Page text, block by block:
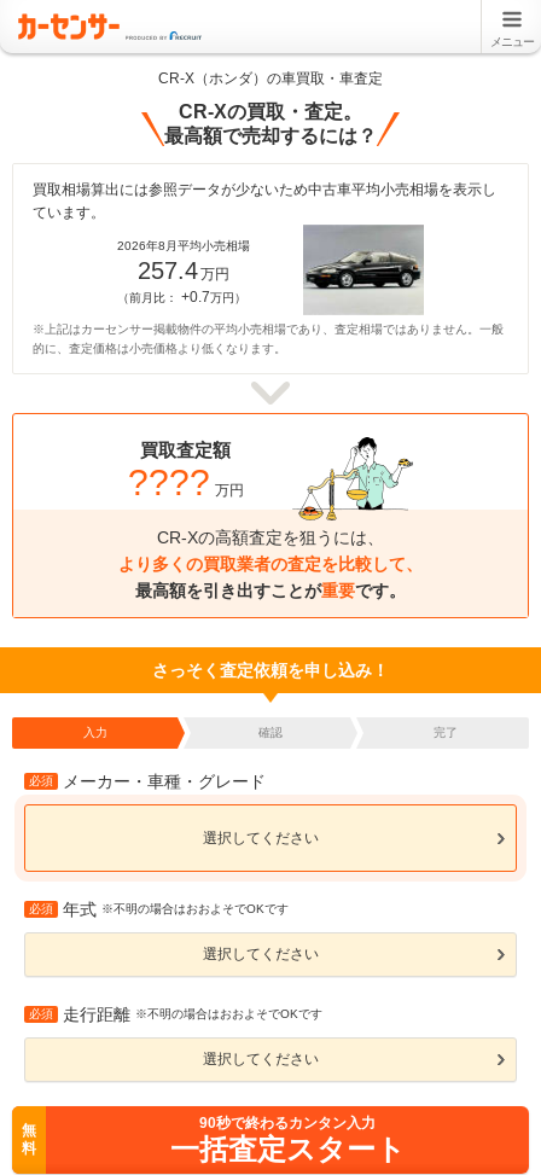
メニュー
CR-X（ホンダ）の車買取・車査定
CR-Xの買取・査定。
最高額で売却するには？
買取相場算出には参照データが少ないため中古車平均小売相場を表示し
ています。
2026年8月平均小売相場
257.4万円
（前月比： +0.7万円）
※上記はカーセンサー掲載物件の平均小売相場であり、査定相場ではありません。一般
的に、査定価格は小売価格より低くなります。
買取査定額
???? 万円
CR-Xの高額査定を狙うには、
より多くの買取業者の査定を比較して、
最高額を引き出すことが重要です。
さっそく査定依頼を申し込み！
入力 確認 完了
必須 メーカー・車種・グレード
選択してください
必須 年式 ※不明の場合はおおよそでOKです
選択してください
必須 走行距離 ※不明の場合はおおよそでOKです
選択してください
無
料
90秒で終わるカンタン入力
一括査定スタート